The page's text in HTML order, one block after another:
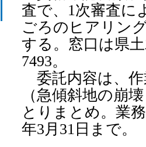
査で、1次審査に
ごろのヒアリン
する。窓口は県
7493。
委託内容は、作
（急傾斜地の崩
とりまとめ。業
年3月31日まで。